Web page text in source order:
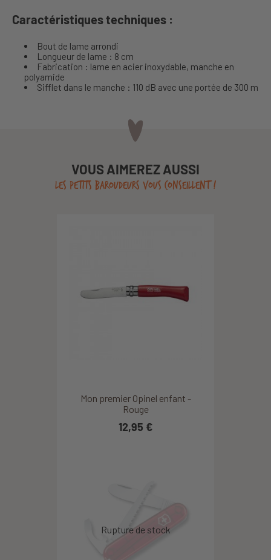
Caractéristiques techniques :
Bout de lame arrondi
Longueur de lame : 8 cm
Fabrication : lame en acier inoxydable, manche en
polyamide
Sifflet dans le manche : 110 dB avec une portée de 300 m
VOUS AIMEREZ AUSSI
LES PETITS BAROUDEURS VOUS CONSEILLENT !
Mon premier Opinel enfant -
Rouge
12,95 €